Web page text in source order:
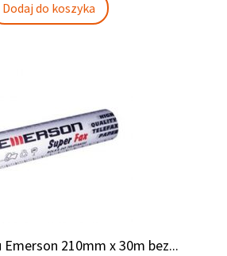
Dodaj do koszyka
210mm x 30m bez...